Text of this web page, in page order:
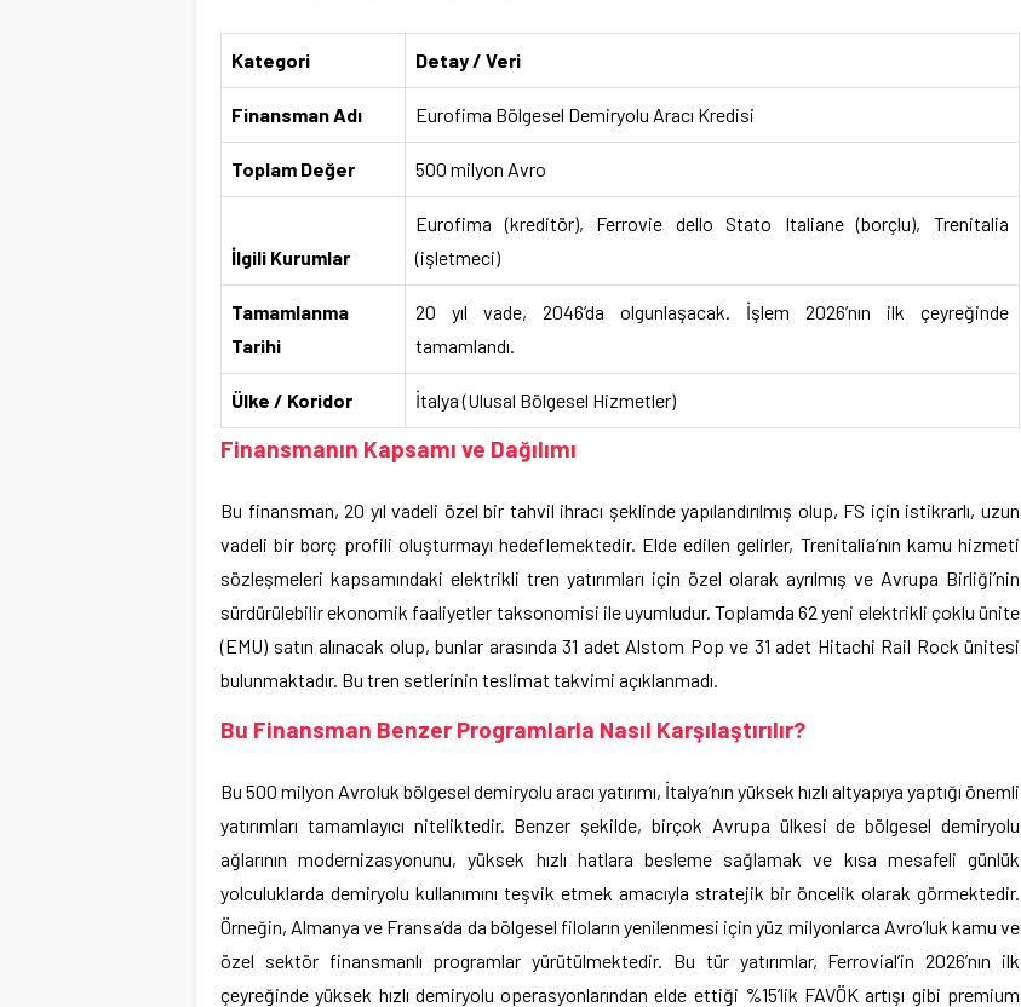
Kategori Detay / Veri
Finansman Adı Eurofima Bölgesel Demiryolu Aracı Kredisi
Toplam Değer 500 milyon Avro
İlgili Kurumlar
Eurofima (kreditör), Ferrovie dello Stato Italiane (borçlu), Trenitalia
(işletmeci)
Tamamlanma
Tarihi
20 yıl vade, 2046’da olgunlaşacak. İşlem 2026’nın ilk çeyreğinde
tamamlandı.
Ülke / Koridor İtalya (Ulusal Bölgesel Hizmetler)
Finansmanın Kapsamı ve Dağılımı
Bu finansman, 20 yıl vadeli özel bir tahvil ihracı şeklinde yapılandırılmış olup, FS için istikrarlı, uzun
vadeli bir borç profili oluşturmayı hedeflemektedir. Elde edilen gelirler, Trenitalia’nın kamu hizmeti
sözleşmeleri kapsamındaki elektrikli tren yatırımları için özel olarak ayrılmış ve Avrupa Birliği’nin
sürdürülebilir ekonomik faaliyetler taksonomisi ile uyumludur. Toplamda 62 yeni elektrikli çoklu ünite
(EMU) satın alınacak olup, bunlar arasında 31 adet Alstom Pop ve 31 adet Hitachi Rail Rock ünitesi
bulunmaktadır. Bu tren setlerinin teslimat takvimi açıklanmadı.
Bu Finansman Benzer Programlarla Nasıl Karşılaştırılır?
Bu 500 milyon Avroluk bölgesel demiryolu aracı yatırımı, İtalya’nın yüksek hızlı altyapıya yaptığı önemli
yatırımları tamamlayıcı niteliktedir. Benzer şekilde, birçok Avrupa ülkesi de bölgesel demiryolu
ağlarının modernizasyonunu, yüksek hızlı hatlara besleme sağlamak ve kısa mesafeli günlük
yolculuklarda demiryolu kullanımını teşvik etmek amacıyla stratejik bir öncelik olarak görmektedir.
Örneğin, Almanya ve Fransa’da da bölgesel filoların yenilenmesi için yüz milyonlarca Avro’luk kamu ve
özel sektör finansmanlı programlar yürütülmektedir. Bu tür yatırımlar, Ferrovial’in 2026’nın ilk
çeyreğinde yüksek hızlı demiryolu operasyonlarından elde ettiği %15’lik FAVÖK artışı gibi premium